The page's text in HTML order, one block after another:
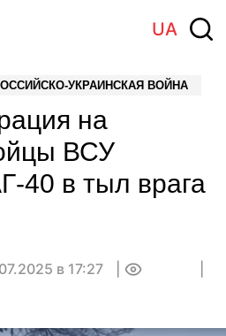
UA
УКРАИНСКАЯ ВОЙНА
на
ВСУ
40 в тыл врага
в 17:27